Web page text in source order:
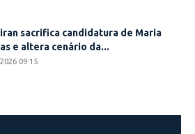
sacrifica candidatura de Maria
e altera cenário da...
09:15